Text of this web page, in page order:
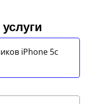
iPhone 5c